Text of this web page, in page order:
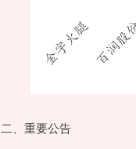
二、重要公告